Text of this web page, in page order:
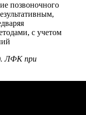
позвоночного
с учетом
ЛФК при